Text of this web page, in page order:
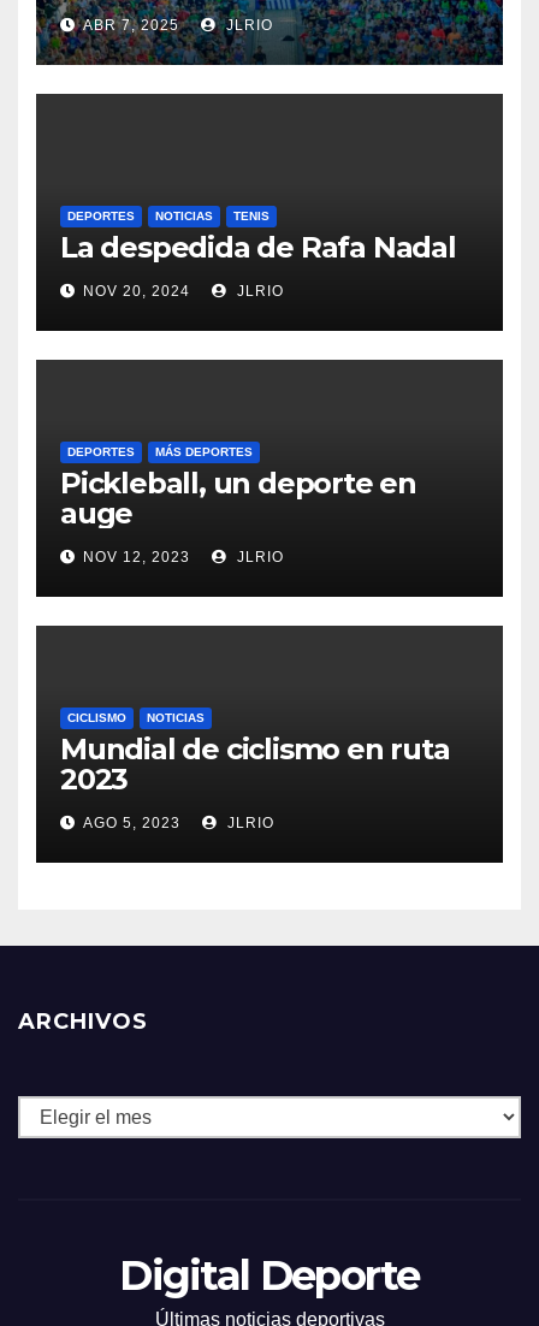
ABR 7, 2025 JLRIO
DEPORTES NOTICIAS TENIS
La despedida de Rafa Nadal
NOV 20, 2024 JLRIO
DEPORTES MÁS DEPORTES
Pickleball, un deporte en
auge
NOV 12, 2023 JLRIO
CICLISMO NOTICIAS
Mundial de ciclismo en ruta
2023
AGO 5, 2023 JLRIO
ARCHIVOS
Archivos
Digital Deporte
Últimas noticias deportivas